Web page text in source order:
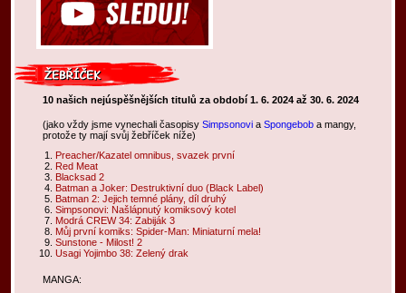
10 našich nejúspěšnějších titulů za období 1. 6. 2024 až 30. 6. 2024
(jako vždy jsme vynechali časopisySimpsonovi aSpongebob a mangy,
protože ty mají svůj žebříček níže)
Preacher/Kazatel omnibus, svazek první
Red Meat
Blacksad 2
Batman a Joker: Destruktivní duo (Black Label)
Batman 2: Jejich temné plány, díl druhý
Simpsonovi: Našlápnutý komiksový kotel
Modrá CREW 34: Zabiják 3
Můj první komiks: Spider-Man: Miniaturní mela!
Sunstone - Milost! 2
Usagi Yojimbo 38: Zelený drak
MANGA: